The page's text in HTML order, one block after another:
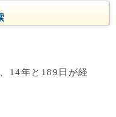
14年と189日が経